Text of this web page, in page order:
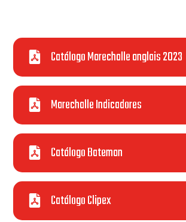
Catálogo Marechalle anglais 2023
Marechalle Indicadores
Catálogo Bateman
Catálogo Clipex